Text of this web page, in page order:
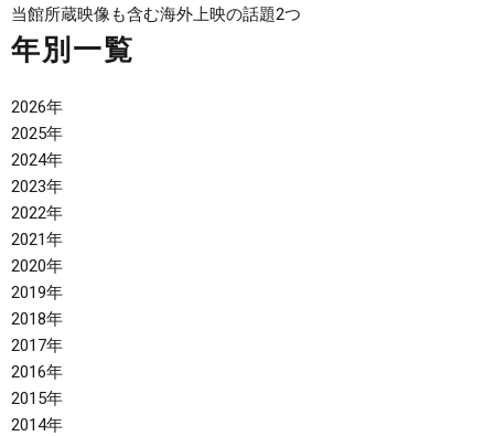
当館所蔵映像も含む海外上映の話題2つ
年別一覧
2026年
2025年
2024年
2023年
2022年
2021年
2020年
2019年
2018年
2017年
2016年
2015年
2014年